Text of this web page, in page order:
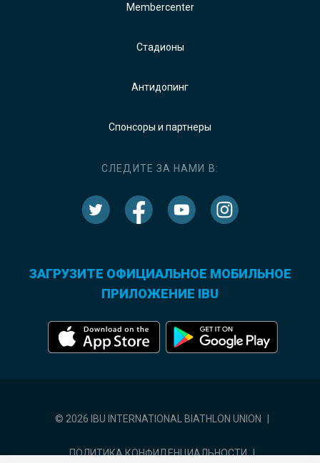
Membercenter
Стадионы
Антидопинг
Спонсоры и партнеры
СЛЕДИТЕ ЗА НАМИ В:
ЗАГРУЗИТЕ ОФИЦИАЛЬНОЕ МОБИЛЬНОЕ
ПРИЛОЖЕНИЕ IBU
© 2026 IBU INTERNATIONAL BIATHLON UNION
ПОЛИТИКА КОНФИДЕНЦИАЛЬНОСТИ |